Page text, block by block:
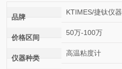
品牌
KTIMES/捷钛仪器
价格区间
50万-100万
仪器种类
高温粘度计